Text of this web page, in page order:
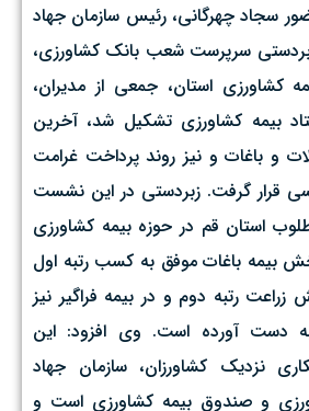
سجاد چهرگانی، رئیس سازمان جهاد
سرپرست شعب بانک کشاورزی،
کشاورزی استان، جمعی از مدیران،
بیمه کشاورزی تشکیل شد، آخرین
و باغات و نیز روند پرداخت غرامت
قرار گرفت. زبردستی در این نشست
استان قم در حوزه بیمه کشاورزی
بیمه باغات موفق به کسب رتبه اول
رتبه دوم و در بیمه فراگیر نیز
دست آورده است. وی افزود: این
نزدیک کشاورزان، سازمان جهاد
و صندوق بیمه کشاورزی است و